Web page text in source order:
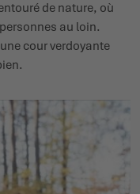
de nature, où
au loin.
cour verdoyante